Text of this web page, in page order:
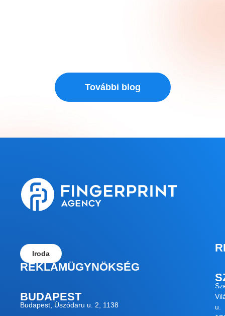
További blog
Iroda
REKLÁMÜGYNÖKSÉG
BUDAPEST
Budapest, Úszódaru u. 2, 1138
u.